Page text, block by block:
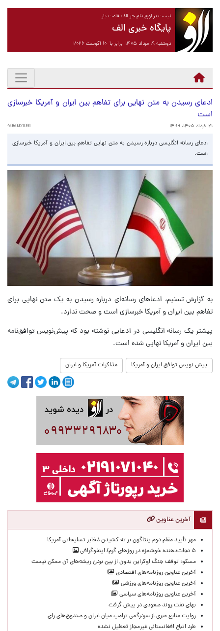
نیست بر لوح دلم جز الف قامت یار
پایگاه خبری الف
دوشنبه ۱۹ مرداد ۱۴۰۵ برابر با ۱۰ آگوست ۲۰۲۶
ادعای رسیدن به متن نهایی برای تفاهم بین ایران و آمریکا خبرسازی
است
۲۱ خرداد ۱۴۰۵، ۱۴:۱۹ 4050321091
ادعای رسانه‌ انگلیسی درباره رسیدن به متن نهایی تفاهم بین ایران و آمریکا خبرسازی
است.
به گزارش تسنیم، ادعا‌های رسانه‌ای درباره رسیدن به یک متن نهایی برای
تفاهم بین ایران و آمریکا خبرسازی است و صحت ندارد.
پیشتر یک رسانه انگلیسی در ادعایی نوشته بود که پیش‌نویس توافق‌نامه
بین ایران و آمریکا نهایی شده است.
پیش نویس توافق ایران و آمریکا مذاکرات آمریکا و ایران
آخرین عناوین
مهر تأیید مقام دوم پنتاگون بر ته کشیدن ذخایر تسلیحاتی آمریکا
۵ نجات‌دهنده خوشمزه در روزهای گرم/ اینفوگرافی
مسکو: توقف جنگ اوکراین بدون از بین بردن ریشه‌های آن ممکن نیست
آخرین عناوین روزنامه‌های اقتصادی
آخرین عناوین روزنامه‌های ورزشی
آخرین عناوین روزنامه‌های سیاسی
بهای نفت روند صعودی در پیش گرفت
روایت منابع عبری از سردرگمی ترامپ میان ایران و صندوق‌های رای
طرد اتباع افغانستانی غیرمجاز تعطیل نشده